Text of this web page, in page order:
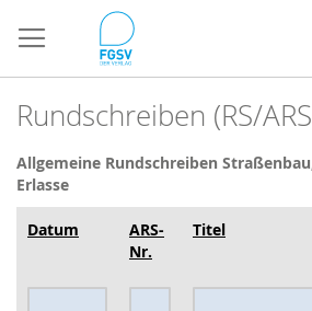
zum
Inhalt
Rundschreiben (RS/
Allgemeine Rundschreiben
Erlasse
Datum
ARS-
Nr.
Titel